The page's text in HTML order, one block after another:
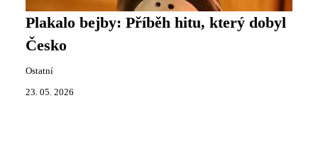
Plakalo bejby: Příběh hitu, který dobyl
Česko
Ostatní
23. 05. 2026